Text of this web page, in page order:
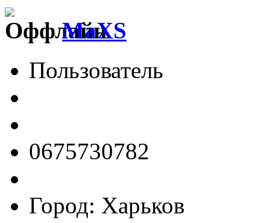
MaXS
Пользователь
0675730782
Город: Харьков